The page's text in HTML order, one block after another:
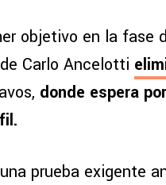
objetivo en la fase
Carlo Ancelotti
donde espera
prueba exigente